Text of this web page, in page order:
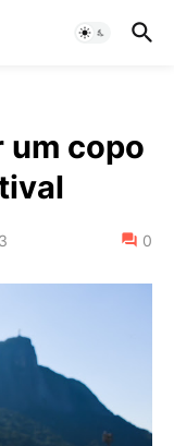
um copo
0